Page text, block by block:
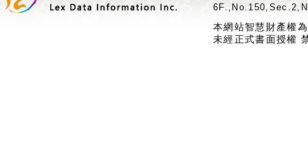
本網站智慧財產權
未經正式書面授權